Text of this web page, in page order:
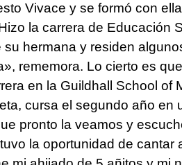
Vivace y se formó con
la carrera de Educación
hermana y residen
rememora. Lo cierto es
en la Guildhall School of
cursa el segundo año en
pronto la veamos y
la oportunidad de cantar